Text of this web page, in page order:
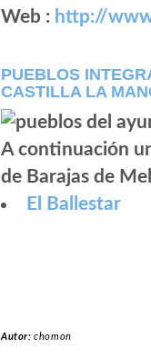
Web : http://
PUEBLOS
CASTILLA LA
A continuación
de Barajas de
El Ballestar
Autor:chomon